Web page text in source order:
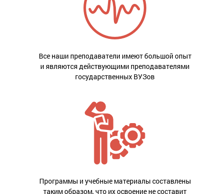
Все наши преподаватели имеют большой опыт
и являются действующими преподавателями
государственных ВУЗов
Программы и учебные материалы составлены
таким образом, что их освоение не составит